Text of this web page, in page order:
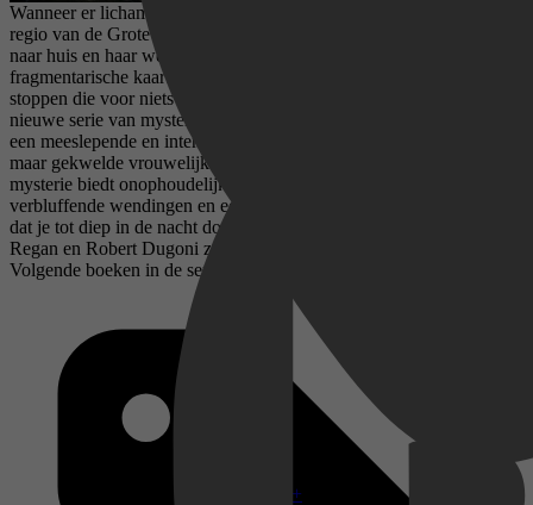
Disney+
Wanneer er lichamen worden ontdekt in historische vuurtorens in de
regio van de Grote Meren, moet FBI-agente Cara Ward terugkeren
naar huis en haar weg vinden door het ruige landschap met slechts
fragmentarische kaarten als aanwijzingen om een moordenaar te
stoppen die voor niets terugdeinst… Dit is de tweede roman in een
nieuwe serie van mystery- en suspenseauteur Katie Rush. De serie is
een meeslepende en intense thriller met in de hoofdrol een begaafde
maar gekwelde vrouwelijke hoofdpersoon. Dit meeslepende
mysterie biedt onophoudelijke opwinding, nagelbijtende spanning,
verbluffende wendingen en een razendsnel tempo dat ervoor zorgt
dat je tot diep in de nacht doorleest. Fans van Kendra Elliot, Lisa
Regan en Robert Dugoni zullen er ongetwijfeld dol op zijn.
Volgende boeken in de serie zijn ook verkrijgbaar